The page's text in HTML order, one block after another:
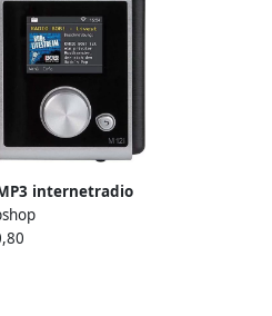
internetradio